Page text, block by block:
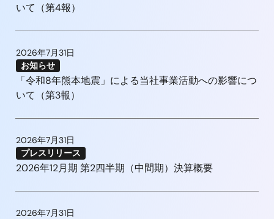
いて（第4報）
2026年7月31日
お知らせ
「令和8年熊本地震」による当社事業活動への影響につ
いて（第3報）
2026年7月31日
プレスリリース
2026年12月期 第2四半期（中間期）決算概要
2026年7月31日